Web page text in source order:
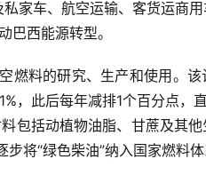
家车、航空运输、客货运商
巴西能源转型。
燃料的研究、生产和使用。
，此后每年减排1个百分点，
包括动植物油脂、甘蔗及其
将“绿色柴油”纳入国家燃料